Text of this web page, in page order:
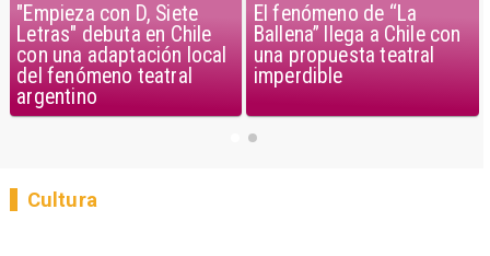
"Empieza con D, Siete
Letras" debuta en Chile
con una adaptación local
del fenómeno teatral
argentino
El fenómeno de “La
Ballena” llega a Chile con
una propuesta teatral
imperdible
Cultura